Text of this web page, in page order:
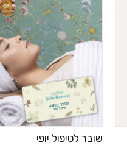
שובר לטיפול יופי